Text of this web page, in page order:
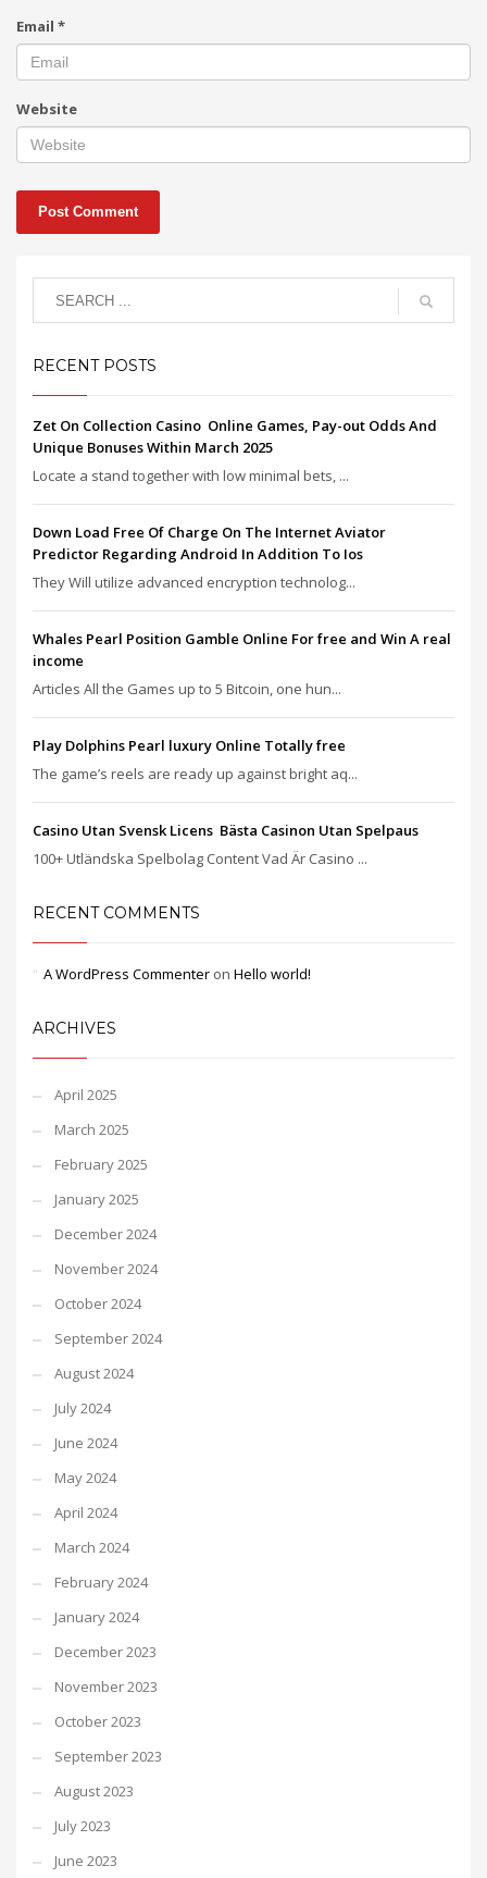
Email *
Website
RECENT POSTS
Zet On Collection Casino ️ Online Games, Pay-out Odds And
Unique Bonuses Within March 2025
Locate a stand together with low minimal bets, ...
Down Load Free Of Charge On The Internet Aviator
Predictor Regarding Android In Addition To Ios
They Will utilize advanced encryption technolog...
Whales Pearl Position Gamble Online For free and Win A real
income
Articles All the Games up to 5 Bitcoin, one hun...
Play Dolphins Pearl luxury Online Totally free
The game’s reels are ready up against bright aq...
Casino Utan Svensk Licens ️ Bästa Casinon Utan Spelpaus
100+ Utländska Spelbolag Content Vad Är Casino ...
RECENT COMMENTS
A WordPress Commenter on Hello world!
ARCHIVES
April 2025
March 2025
February 2025
January 2025
December 2024
November 2024
October 2024
September 2024
August 2024
July 2024
June 2024
May 2024
April 2024
March 2024
February 2024
January 2024
December 2023
November 2023
October 2023
September 2023
August 2023
July 2023
June 2023